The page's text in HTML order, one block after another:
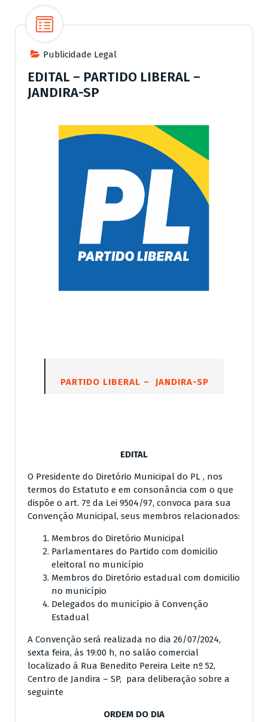
Publicidade Legal
EDITAL – PARTIDO LIBERAL –
JANDIRA-SP
PARTIDO LIBERAL – JANDIRA-SP
EDITAL
O Presidente do Diretório Municipal do PL , nos
termos do Estatuto e em consonância com o que
dispõe o art. 7º da Lei 9504/97, convoca para sua
Convenção Municipal, seus membros relacionados:
Membros do Diretório Municipal
Parlamentares do Partido com domicilio
eleitoral no município
Membros do Diretório estadual com domicilio
no município
Delegados do município à Convenção
Estadual
A Convenção será realizada no dia 26/07/2024,
sexta feira, às 19:00 h, no salão comercial
localizado á Rua Benedito Pereira Leite nº 52,
Centro de Jandira – SP, para deliberação sobre a
seguinte
ORDEM DO DIA